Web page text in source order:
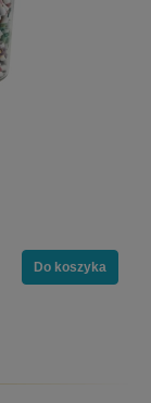
Do koszyka